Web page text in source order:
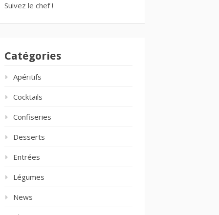
Suivez le chef !
Catégories
Apéritifs
Cocktails
Confiseries
Desserts
Entrées
Légumes
News